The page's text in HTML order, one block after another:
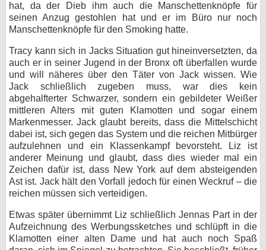
hat, da der Dieb ihm auch die Manschettenknöpfe für
seinen Anzug gestohlen hat und er im Büro nur noch
Manschettenknöpfe für den Smoking hatte.
Tracy kann sich in Jacks Situation gut hineinversetzten, da
auch er in seiner Jugend in der Bronx oft überfallen wurde
und will näheres über den Täter von Jack wissen. Wie
Jack schließlich zugeben muss, war dies kein
abgehalfterter Schwarzer, sondern ein gebildeter Weißer
mittleren Alters mit guten Klamotten und sogar einem
Markenmesser. Jack glaubt bereits, dass die Mittelschicht
dabei ist, sich gegen das System und die reichen Mitbürger
aufzulehnen und ein Klassenkampf bevorsteht. Liz ist
anderer Meinung und glaubt, dass dies wieder mal ein
Zeichen dafür ist, dass New York auf dem absteigenden
Ast ist. Jack hält den Vorfall jedoch für einen Weckruf – die
reichen müssen sich verteidigen.
Etwas später übernimmt Liz schließlich Jennas Part in der
Aufzeichnung des Werbungssketches und schlüpft in die
Klamotten einer alten Dame und hat auch noch Spaß